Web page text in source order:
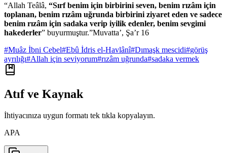
“Allah Teâlâ, “Sırf benim için birbirini seven, benim rızâm için
toplanan, benim rızâm uğrunda birbirini ziyaret eden ve sadece
benim rızâm için sadaka verip iyilik edenler, benim sevgimi
hakederler” buyurmuştur.”Muvatta’, Şa’r 16
#Muâz İbni Cebel#Ebû İdris el-Havlânî#Dımaşk mescidi#görüş
ayrılığı#Allah için seviyorum#rızâm uğrunda#sadaka vermek
Atıf ve Kaynak
İhtiyacınıza uygun formatı tek tıkla kopyalayın.
APA